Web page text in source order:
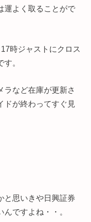
運よく取ることがで
時ジャストにクロス
。
ラなど在庫が更新さ
ドが終わってすぐ見
と思いきや日興証券
ですよね・・。